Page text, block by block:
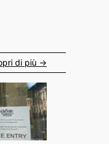
di più ->